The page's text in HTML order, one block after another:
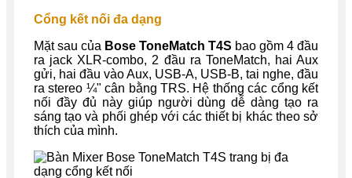
Cổng kết nối đa dạng
Mặt sau của Bose ToneMatch T4S bao gồm 4 đầu
ra jack XLR-combo, 2 đầu ra ToneMatch, hai Aux
gửi, hai đầu vào Aux, USB-A, USB-B, tai nghe, đầu
ra stereo ¼" cân bằng TRS. Hệ thống các cổng kết
nối đầy đủ này giúp người dùng dễ dàng tạo ra
sáng tạo và phối ghép với các thiết bị khác theo sở
thích của mình.